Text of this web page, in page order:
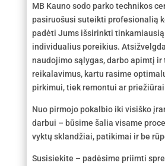
MB Kauno sodo parko technikos
pasiruošusi suteikti profesionalią
padėti Jums išsirinkti
individualius poreikius.
naudojimo sąlygas, darbo apimtį ir
reikalavimus, kartu rasime
pirkimui, tiek remontui ar
Nuo pirmojo pokalbio iki visiško
darbui – būsime šalia visame
vyktų sklandžiai, patikimai ir be
Susisiekite – padėsime priimti